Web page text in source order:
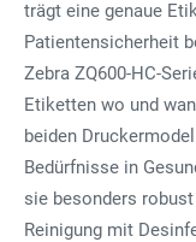
trägt eine genaue
Patientensicherheit
Zebra ZQ600-HC-
Etiketten wo und
beiden
Bedürfnisse in
sie besonders
Reinigung mit